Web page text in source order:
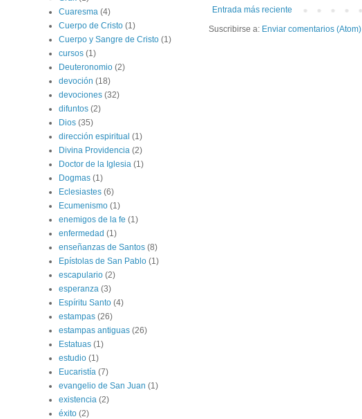
Entrada más reciente
Suscribirse a: Enviar comentarios (Atom)
Cuaresma (4)
Cuerpo de Cristo (1)
Cuerpo y Sangre de Cristo (1)
cursos (1)
Deuteronomio (2)
devoción (18)
devociones (32)
difuntos (2)
Dios (35)
dirección espiritual (1)
Divina Providencia (2)
Doctor de la Iglesia (1)
Dogmas (1)
Eclesiastes (6)
Ecumenismo (1)
enemigos de la fe (1)
enfermedad (1)
enseñanzas de Santos (8)
Epístolas de San Pablo (1)
escapulario (2)
esperanza (3)
Espíritu Santo (4)
estampas (26)
estampas antiguas (26)
Estatuas (1)
estudio (1)
Eucaristía (7)
evangelio de San Juan (1)
existencia (2)
éxito (2)